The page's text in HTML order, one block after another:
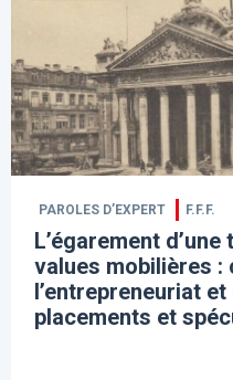
PAROLES D’EXPERT F.F.F.
L’égarement
values mobilières :
l’entrepreneuriat
placements et